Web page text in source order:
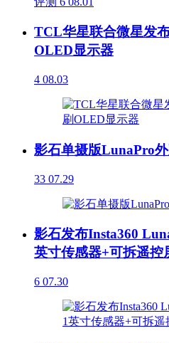
TCL华星联合微星发
OLED显示器
4 08.03
影石单摄版LunaPro
33 07.29
影石发布Insta360
英寸传感器+可拆遥控
6 07.30